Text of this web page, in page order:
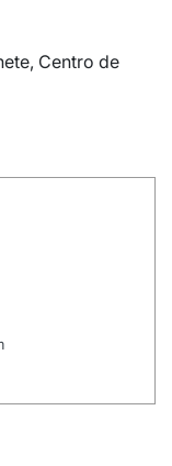
Centro de